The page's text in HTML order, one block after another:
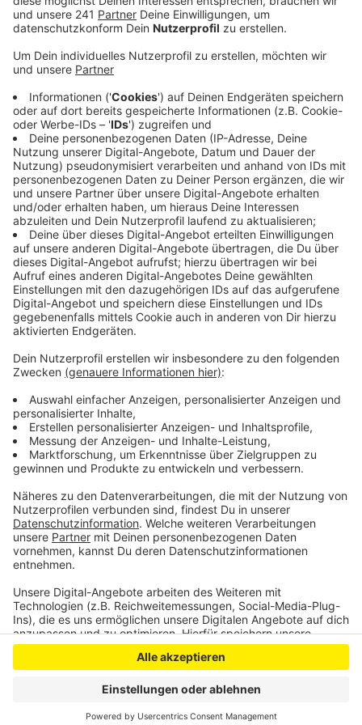
Anzeige
Anzeige
Die Polizei berichtet davon, dass die zwei Männer
vorgaben, die Abflussrohre in den Wohnungen säubern
zu müssen. Deshalb ließen die 85- und 90-jährigen
Bewohnerinnen die Männer herein. Einer der
Unbekannten stahl dabei eine EC-Karte und Bargeld.
Der zweite mutmaßliche Dieb ging leer aus. Lediglich
ein Abflussrohr wurde bei dem Besuch des falschen
Handwerkers beschädigt.
Die zwei Männer sollen beide Blaumänner getragen
und Werkzeugkoffer dabei gehabt haben. Beide
werden als 25-35 Jahre alt und 1,60-1,70 m
beschrieben. Einer der Männer hatte schwarze, längere
Haare die nach hinten gegelt und zu einem Knoten
gebunden waren. Er soll akzentfrei deutsch
gesprochen haben, allerdings genuschelt haben. Der
andere Mann hatte braune Haare. Wer die beiden
Männer gesehen hat, der meldet sich bitte bei der
Kreispolizei. Zum Beispiel per Telefon:02251 7990.
Anzeige
Anzeige